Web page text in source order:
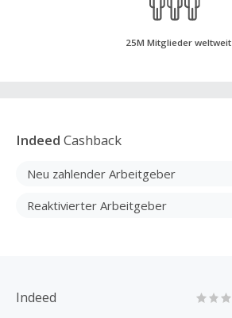
25M Mitglieder weltweit
Indeed Cashback
Neu zahlender Arbeitgeber
Reaktivierter Arbeitgeber
Indeed